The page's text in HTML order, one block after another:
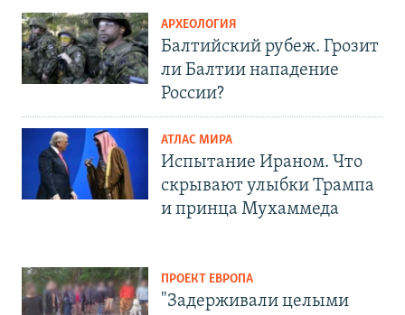
АРХЕОЛОГИЯ
Балтийский рубеж. Грозит
ли Балтии нападение
России?
АТЛАС МИРА
Испытание Ираном. Что
скрывают улыбки Трампа
и принца Мухаммеда
ПРОЕКТ ЕВРОПА
"Задерживали целыми